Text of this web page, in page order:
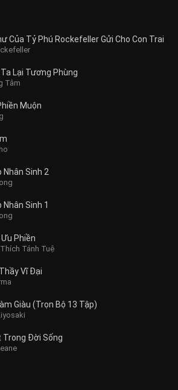
Của Tỷ Phú Rockefeller Gửi Cho Con Trai
Lại Tương Phùng
Tâm
Muộn
Nhân Sinh 2
Nhân Sinh 1
Phiền
Tánh Tuệ
Vĩ Đại
Giàu (Trọn Bộ 13 Tập)
Trong Đời Sống